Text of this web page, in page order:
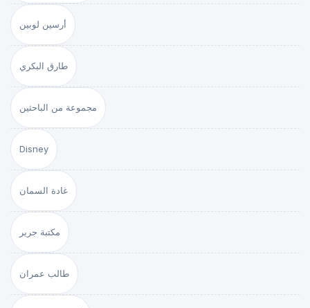
أرسين لوبين
طارق البكري
مجموعة من الباحثين
Disney
غادة السمان
مكتبة جرير
طالب عمران